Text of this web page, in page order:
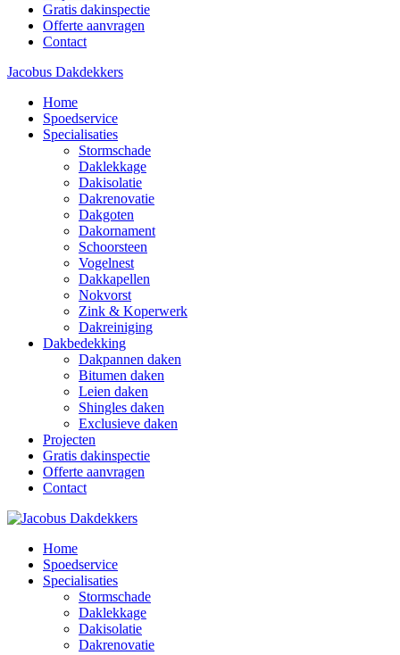
Gratis dakinspectie
Offerte aanvragen
Contact
Jacobus Dakdekkers
Home
Spoedservice
Specialisaties
Stormschade
Daklekkage
Dakisolatie
Dakrenovatie
Dakgoten
Dakornament
Schoorsteen
Vogelnest
Dakkapellen
Nokvorst
Zink & Koperwerk
Dakreiniging
Dakbedekking
Dakpannen daken
Bitumen daken
Leien daken
Shingles daken
Exclusieve daken
Projecten
Gratis dakinspectie
Offerte aanvragen
Contact
Home
Spoedservice
Specialisaties
Stormschade
Daklekkage
Dakisolatie
Dakrenovatie